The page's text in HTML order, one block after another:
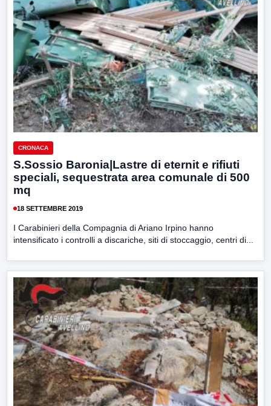
CRONACA
S.Sossio Baronia|Lastre di eternit e rifiuti
speciali, sequestrata area comunale di 500
mq
18 SETTEMBRE 2019
I Carabinieri della Compagnia di Ariano Irpino hanno
intensificato i controlli a discariche, siti di stoccaggio, centri di...